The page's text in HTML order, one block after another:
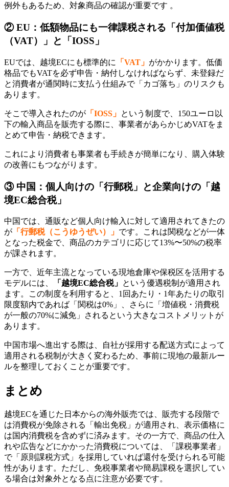
例外もあるため、対象商品の確認が重要です 。
② EU：低額物品にも一律課税される「付加価値税
（VAT）」と「IOSS」
EUでは、越境ECにも標準的に 「VAT」 がかかります。低価
格品でもVATを必ず申告・納付しなければならず、未登録だ
と消費者が通関時に支払う仕組みで「カゴ落ち」のリスクも
あります。
​そこで導入されたのが 「IOSS」 という制度で、150ユーロ以
下の輸入商品を販売する際に、事業者があらかじめVATをま
とめて申告・納税できます。
これにより消費者も事業者も手続きが簡単になり、購入体験
の改善にもつながります。
③ 中国：個人向けの「行郵税」と企業向けの「越
境EC総合税」
中国では、通販など個人向け輸入に対して適用されてきたの
が 「行郵税（こうゆうぜい）」 です。これは関税などが一体
となった税金で、商品のカテゴリに応じて13%〜50%の税率
が課されます。
一方で、近年主流となっている現地倉庫や保税区を活用する
モデルには、
「越境EC総合税」 という優遇税制が適用され
ます。この制度を利用すると、1回あたり・1年あたりの取引
限度額内であれば「関税は0%」、さらに「増値税・消費税
が一般の70%に減免」されるという大きなコストメリットが
あります。
中国市場へ進出する際は、自社が採用する配送方式によって
適用される税制が大きく変わるため、事前に現地の最新ルー
ルを整理しておくことが重要です。
まとめ
越境ECを通じた日本からの海外販売では、販売する段階で
は消費税が免除される「輸出免税」が適用され、表示価格に
は国内消費税を含めずに済みます。その一方で、商品の仕入
れや広告などにかかった消費税については、「課税事業者」
で「原則課税方式」を採用していれば還付を受けられる可能
性があります。ただし、免税事業者や簡易課税を選択してい
る場合は対象外となる点に注意が必要です。